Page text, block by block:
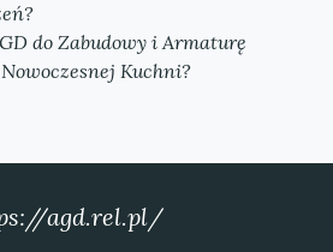
do Zabudowy i Armaturę
Kuchni?
agd.rel.pl/